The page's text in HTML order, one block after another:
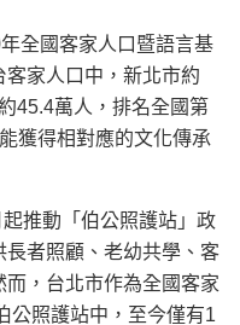
全國客家人口暨語言基
家人口中，新北市約
45.4萬人，排名全國第
獲得相對應的文化傳承
推動「伯公照護站」政
者照顧、老幼共學、客
，台北市作為全國客家
公照護站中，至今僅有1